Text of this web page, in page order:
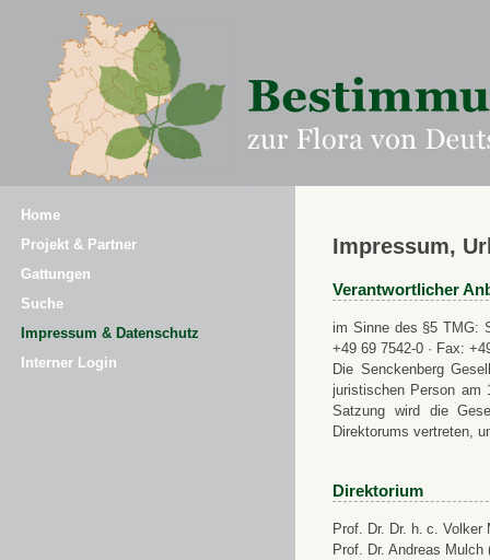
Home
Projekt & Partner
Gattungen
Suche
Impressum & Datenschutz
Interner Login
Impressum,
Verantwortlicher
im Sinne des §5 TMG:
+49 69 7542-0 · Fax:
Die Senckenberg
juristischen Person am
Satzung wird die
Direktorums vertreten,
Direktorium
Prof. Dr. Dr. h. c. Volker
Prof. Dr. Andreas